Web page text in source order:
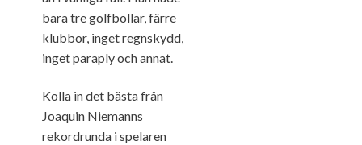
bara tre golfbollar, färre
klubbor, inget regnskydd,
inget paraply och annat.
Kolla in det bästa från
Joaquin Niemanns
rekordrunda i spelaren